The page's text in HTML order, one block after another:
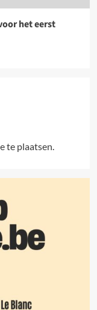
het eerst
te plaatsen.